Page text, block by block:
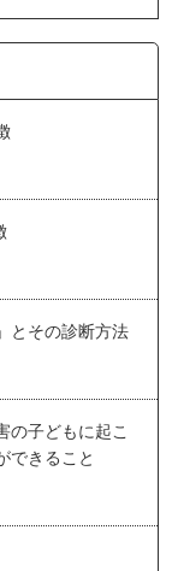
とその診断方法
の子どもに起こ
できること